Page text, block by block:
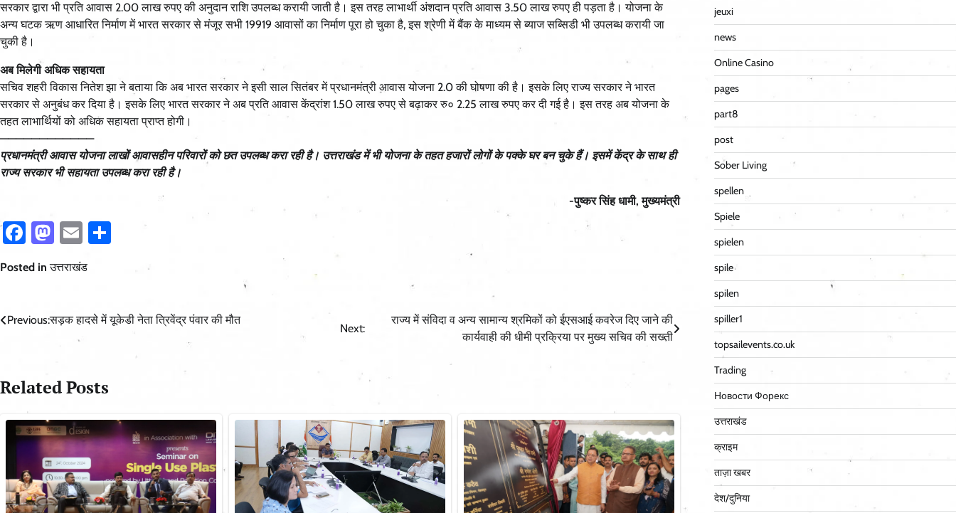
सरकार द्वारा भी प्रति आवास 2.00 लाख रुपए की अनुदान राशि उपलब्ध करायी जाती है। इस तरह लाभार्थी अंशदान प्रति आवास 3.50 लाख रुपए ही पड़ता है। योजना के
अन्य घटक ऋण आधारित निर्माण में भारत सरकार से मंजूर सभी 19919 आवासों का निर्माण पूरा हो चुका है, इस श्रेणी में बैंक के माध्यम से ब्याज सब्सिडी भी उपलब्ध करायी जा
चुकी है।
अब मिलेगी अधिक सहायता
सचिव शहरी विकास नितेश झा ने बताया कि अब भारत सरकार ने इसी साल सितंबर में प्रधानमंत्री आवास योजना 2.0 की घोषणा की है। इसके लिए राज्य सरकार ने भारत
सरकार से अनुबंध कर दिया है। इसके लिए भारत सरकार ने अब प्रति आवास केंद्रांश 1.50 लाख रुपए से बढ़ाकर रु० 2.25 लाख रुपए कर दी गई है। इस तरह अब योजना के
तहत लाभार्थियों को अधिक सहायता प्राप्त होगी।
————————————
प्रधानमंत्री आवास योजना लाखों आवासहीन परिवारों को छत उपलब्ध करा रही है। उत्तराखंड में भी योजना के तहत हजारों लोगों के पक्के घर बन चुके हैं। इसमें केंद्र के साथ ही
राज्य सरकार भी सहायता उपलब्ध करा रही है।
-पुष्कर सिंह धामी, मुख्यमंत्री
Facebook
Mastodon
EmailShare
Posted inउत्तराखंड
Post
Previous:सड़क हादसे में यूकेडी नेता त्रिवेंद्र पंवार की मौत
Next:
राज्य में संविदा व अन्य सामान्य श्रमिकों को ईएसआई कवरेज दिए जाने की
कार्यवाही की धीमी प्रक्रिया पर मुख्य सचिव की सख्ती
Related Posts
jeuxi
news
Online Casino
pages
part8
post
Sober Living
spellen
Spiele
spielen
spile
spilen
spiller1
topsailevents.co.uk
Trading
Новости Форекс
उत्तराखंड
क्राइम
ताज़ा खबर
देश/दुनिया